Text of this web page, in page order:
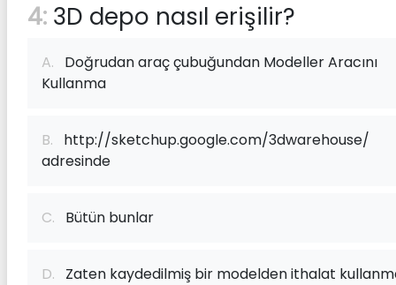
4: 3D depo nasıl erişilir?
A. Doğrudan araç çubuğundan Modeller Aracını
Kullanma
B. http://sketchup.google.com/3dwarehouse/
adresinde
C. Bütün bunlar
D. Zaten kaydedilmiş bir modelden ithalat